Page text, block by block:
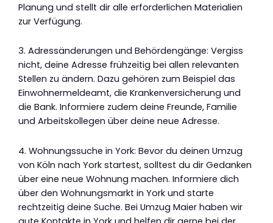
Planung und stellt dir alle erforderlichen Materialien
zur Verfügung.
3. Adressänderungen und Behördengänge: Vergiss
nicht, deine Adresse frühzeitig bei allen relevanten
Stellen zu ändern. Dazu gehören zum Beispiel das
Einwohnermeldeamt, die Krankenversicherung und
die Bank. Informiere zudem deine Freunde, Familie
und Arbeitskollegen über deine neue Adresse.
4. Wohnungssuche in York: Bevor du deinen Umzug
von Köln nach York startest, solltest du dir Gedanken
über eine neue Wohnung machen. Informiere dich
über den Wohnungsmarkt in York und starte
rechtzeitig deine Suche. Bei Umzug Maier haben wir